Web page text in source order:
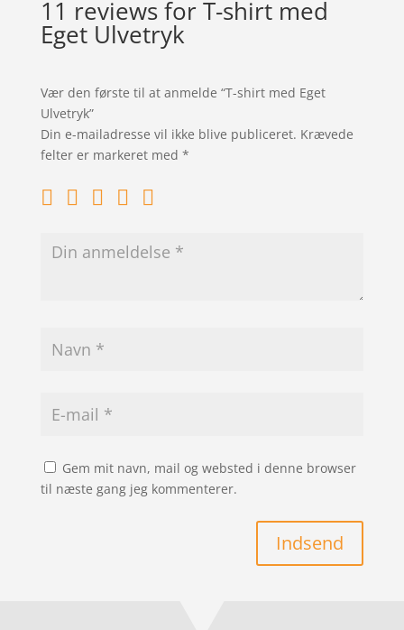
11 reviews forT-shirt med
Eget Ulvetryk
Vær den første til at anmelde “T-shirt med Eget
Ulvetryk”
Din e-mailadresse vil ikke blive publiceret. Krævede
felter er markeret med *
Gem mit navn, mail og websted i denne browser
til næste gang jeg kommenterer.
Indsend